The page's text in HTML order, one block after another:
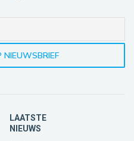
LAATSTE
NIEUWS